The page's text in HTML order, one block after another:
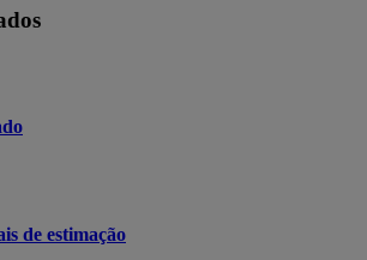
de estimação